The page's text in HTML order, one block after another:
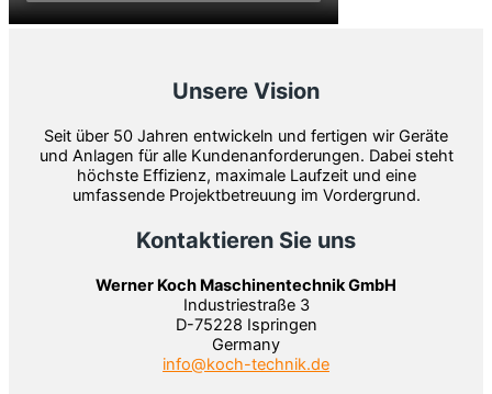
Unsere Vision
Seit über 50 Jahren entwickeln und fertigen wir Geräte
und Anlagen für alle Kundenanforderungen. Dabei steht
höchste Effizienz, maximale Laufzeit und eine
umfassende Projektbetreuung im Vordergrund.
Kontaktieren Sie uns
Werner Koch Maschinentechnik GmbH
Industriestraße 3
D-75228 Ispringen
Germany
info@koch-technik.de